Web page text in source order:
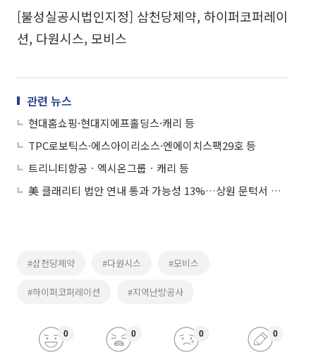
[불성실공시법인지정] 삼천당제약, 하이퍼코퍼레이
션, 다원시스, 모비스
관련 뉴스
현대홈쇼핑·현대지에프홀딩스·캐리 등
TPC로보틱스·에스아이리소스·엔에이치스팩29호 등
트리니티항공ㆍ엑시온그룹ㆍ캐리 등
美 클래리티 법안 연내 통과 가능성 13%…상원 문턱서 제동
#삼천당제약 #다원시스 #모비스
#하이퍼코퍼레이션 #지역난방공사
0 0 0 0